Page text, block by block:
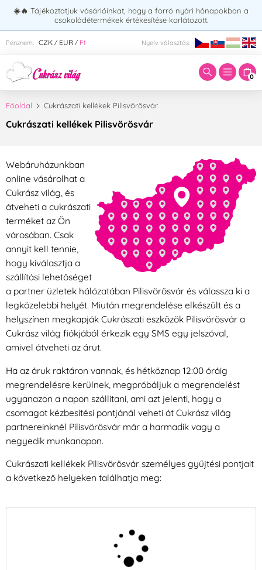
☀️🔥 Tájékoztatjuk vásárlóinkat, hogy a forró nyári hónapokban a
csokoládétermékek értékesítése korlátozott.
Pénznem: CZK / EUR / Ft Nyelv választás:
0
Adja meg a keresett kifejezést:
Főoldal Cukrászati kellékek Pilisvörösvár
Cukrászati kellékek Pilisvörösvár
Webáruházunkban
online vásárolhat a
Cukrász világ, és
átveheti a cukrászati
terméket az Ön
városában. Csak
annyit kell tennie,
hogy kiválasztja a
szállítási lehetőséget
a partner üzletek hálózatában Pilisvörösvár és válassza ki a
legközelebbi helyét. Miután megrendelése elkészült és a
helyszínen megkapják Cukrászati eszközök Pilisvörösvár a
Cukrász világ fiókjából érkezik egy SMS egy jelszóval,
amivel átveheti az árut.
Ha az áruk raktáron vannak, és hétköznap 12:00 óráig
megrendelésre kerülnek, megpróbáljuk a megrendelést
ugyanazon a napon szállítani, ami azt jelenti, hogy a
csomagot kézbesítési pontjánál veheti át Cukrász világ
partnereinknél Pilisvörösvár már a harmadik vagy a
negyedik munkanapon.
Cukrászati kellékek Pilisvörösvár személyes gyűjtési pontjait
a következő helyeken találhatja meg: